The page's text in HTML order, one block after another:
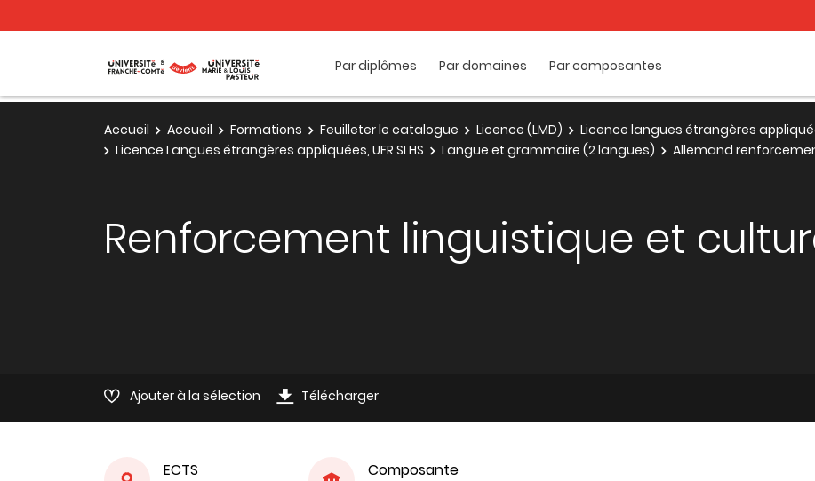
Par diplômes Par domaines Par composantes
Accueil Accueil Formations Feuilleter le catalogue Licence (LMD)
Licence langues étrangères
Licence Langues étrangères appliquées, UFR SLHS
Langue et grammaire (2 langues) Allemand
Renforcement linguistique et
Ajouter à la sélection Télécharger
ECTS Composante